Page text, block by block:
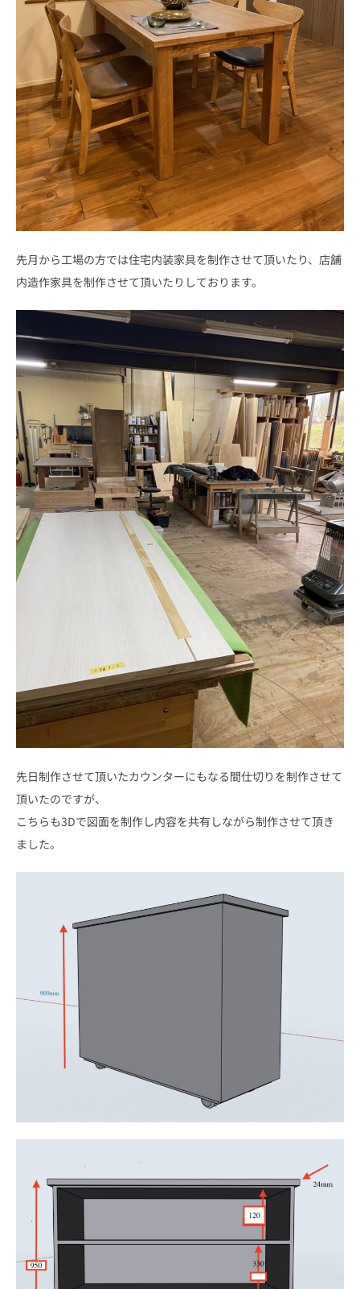
先月から工場の方では住宅内装家具を制作させて頂いたり、店舗
内造作家具を制作させて頂いたりしております。
先日制作させて頂いたカウンターにもなる間仕切りを制作させて
頂いたのですが、
こちらも3Dで図面を制作し内容を共有しながら制作させて頂き
ました。